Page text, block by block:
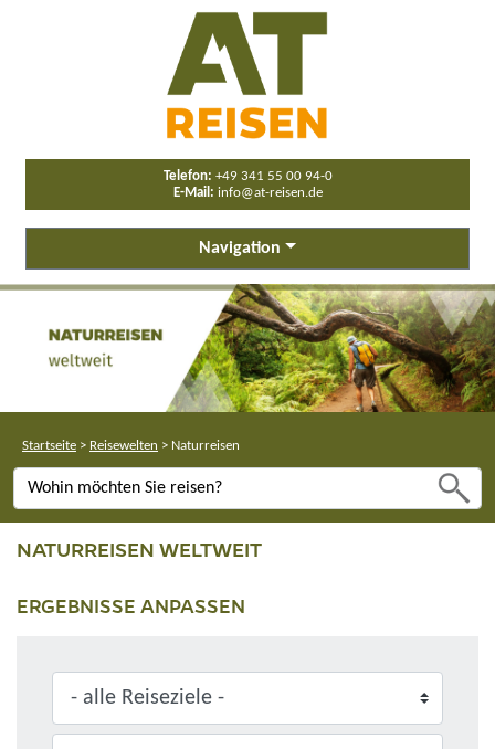
Telefon: +49 341 55 00 94-0
E-Mail: info@at-reisen.de
Navigation
Startseite > Reisewelten > Naturreisen
NATURREISEN WELTWEIT
ERGEBNISSE ANPASSEN